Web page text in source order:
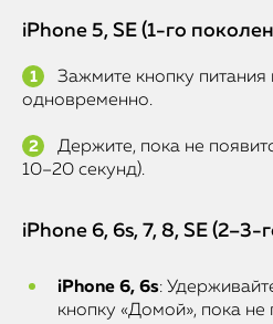
iPhone 5, SE (1-го
Зажмите кнопку питания
одновременно.
Держите, пока не
10–20 секунд).
iPhone 6, 6s, 7, 8, SE (2–3-
iPhone 6, 6s:
кнопку «Домой», пока не